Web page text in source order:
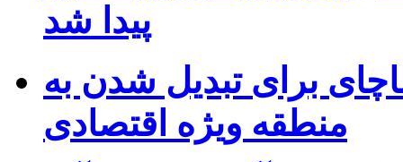
پیدا شد
برای تبدیل شدن به
منطقه ویژه اقتصادی